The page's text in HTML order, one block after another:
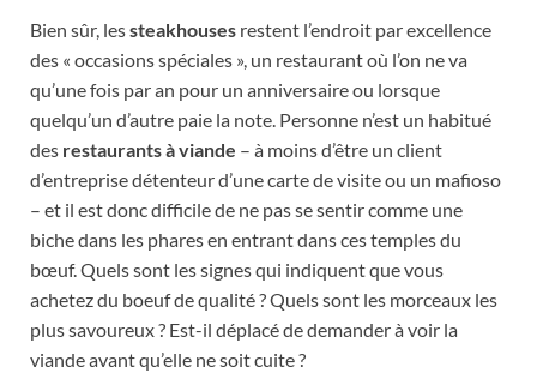
Bien sûr, lessteakhouses restent l’endroit par excellence
des « occasions spéciales », un restaurant où l’on ne va
qu’une fois par an pour un anniversaire ou lorsque
quelqu’un d’autre paie la note. Personne n’est un habitué
des restaurants à viande – à moins d’être un client
d’entreprise détenteur d’une carte de visite ou un mafioso
– et il est donc difficile de ne pas se sentir comme une
biche dans les phares en entrant dans ces temples du
bœuf. Quels sont les signes qui indiquent que vous
achetez du boeuf de qualité ? Quels sont les morceaux les
plus savoureux ? Est-il déplacé de demander à voir la
viande avant qu’elle ne soit cuite ?